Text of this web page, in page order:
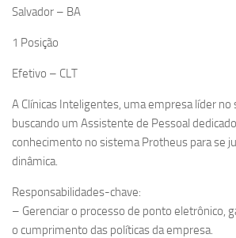
Salvador – BA
1 Posição
Efetivo – CLT
A Clínicas Inteligentes, uma empresa líder no
buscando um Assistente de Pessoal
conhecimento no sistema Protheus para se
dinâmica.
Responsabilidades-chave:
– Gerenciar o processo de ponto eletrônico,
o cumprimento das políticas da empresa.